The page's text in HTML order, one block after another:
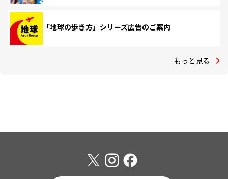
「地球の歩き方」シリーズ広告のご案内
もっと見る